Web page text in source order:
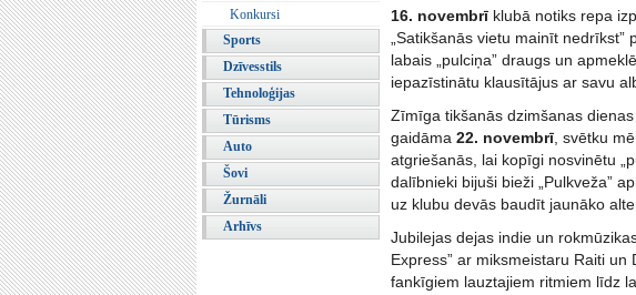
Konkursi
Sports
Dzīvesstils
Tehnoloģijas
Tūrisms
Auto
Šovi
Žurnāli
Arhīvs
16. novembrī klubā notiks repa
„Satikšanās vietu mainīt
labais „pulciņa” draugs un
iepazīstinātu klausītājus ar savu
Zīmīga tikšanās dzimšanas
gaidāma 22. novembrī , svētku
atgriešanās, lai kopīgi nosvinētu
dalībnieki bijuši bieži „Pulkveža”
uz klubu devās baudīt jaunāko
Jubilejas dejas indie un
Express” ar miksmeistaru Raiti
fankīgiem lauztajiem ritmiem līdz